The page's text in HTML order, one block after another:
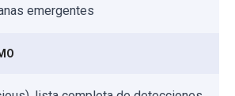
emergentes